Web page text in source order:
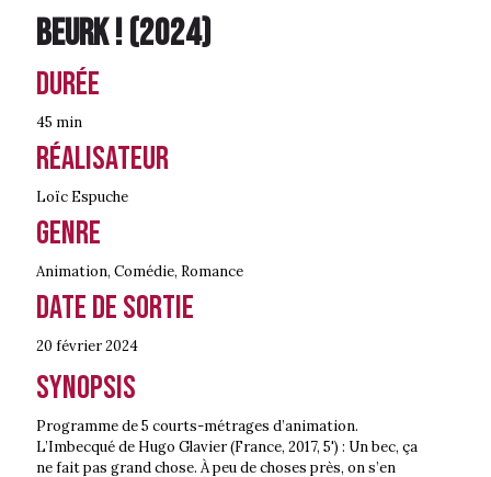
Beurk !(2024)
Durée
45 min
Réalisateur
Loïc Espuche
Genre
Animation, Comédie, Romance
Date de sortie
20 février2024
Synopsis
Programme de 5 courts-métrages d’animation.
L’Imbecqué de Hugo Glavier (France, 2017, 5') : Un bec, ça
ne fait pas grand chose. À peu de choses près, on s’en